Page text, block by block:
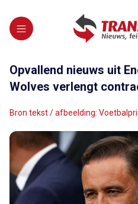
Opvallend nieuws uit
Wolves verlengt
Bron tekst / afbeelding: